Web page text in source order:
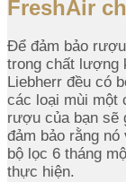
FreshAir
Để đảm bảo
trong chất lượng
Liebherr đều có
các loại mùi một
rượu của bạn
đảm bảo rằng
bộ lọc 6 tháng
thực hiện.